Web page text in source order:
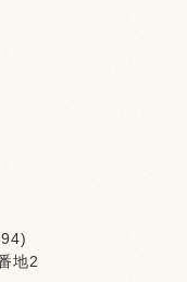
地2